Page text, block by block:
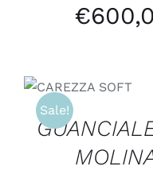
€
Sale!
CARRELLO
DETTAGLI